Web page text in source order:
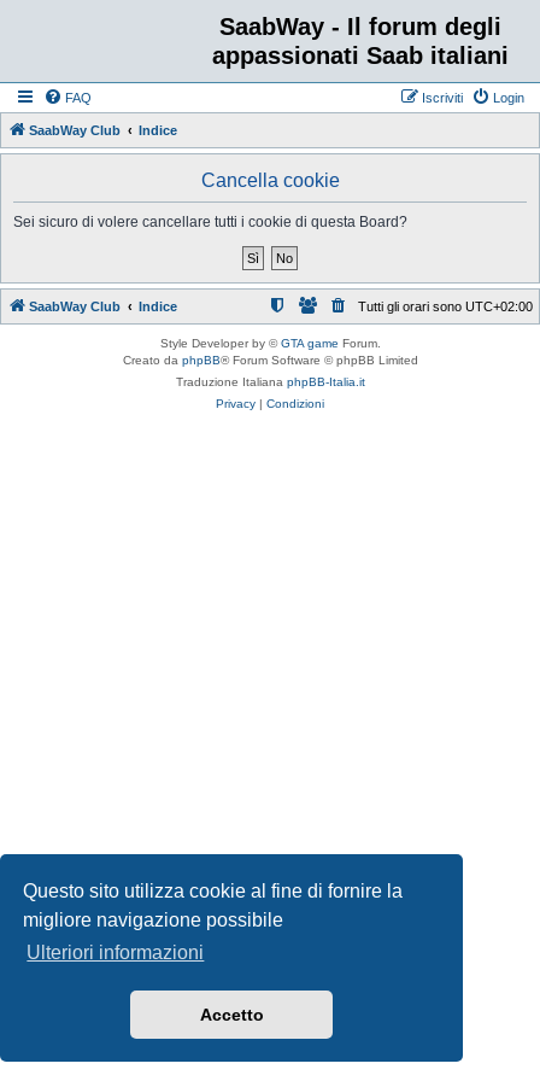
Questo sito utilizza cookie al fine di fornire la
migliore navigazione possibile
Ulteriori informazioni
Accetto
SaabWay - Il forum degli
appassionati Saab italiani
FAQ Login
Iscriviti
SaabWay Club Indice
Cancella cookie
Sei sicuro di volere cancellare tutti i cookie di questa Board?
SaabWay Club Indice Tutti gli orari sono UTC+02:00
Style Developer by ©GTA game Forum.
Creato da phpBB® Forum Software © phpBB Limited
Traduzione Italiana phpBB-Italia.it
Privacy | Condizioni